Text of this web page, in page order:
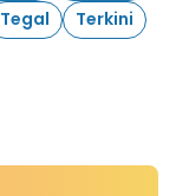
Tegal
Terkini